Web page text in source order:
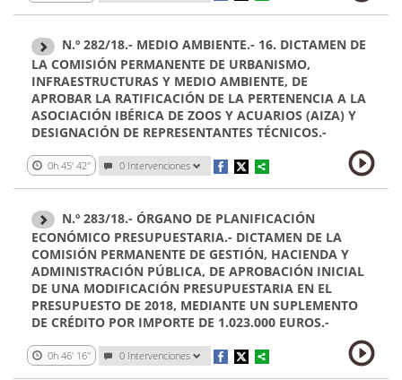
N.º 282/18.- MEDIO AMBIENTE.- 16. DICTAMEN DE
LA COMISIÓN PERMANENTE DE URBANISMO,
INFRAESTRUCTURAS Y MEDIO AMBIENTE, DE
APROBAR LA RATIFICACIÓN DE LA PERTENENCIA A LA
ASOCIACIÓN IBÉRICA DE ZOOS Y ACUARIOS (AIZA) Y
DESIGNACIÓN DE REPRESENTANTES TÉCNICOS.-
0h 45' 42'' 0 Intervenciones
N.º 283/18.- ÓRGANO DE PLANIFICACIÓN
ECONÓMICO PRESUPUESTARIA.- DICTAMEN DE LA
COMISIÓN PERMANENTE DE GESTIÓN, HACIENDA Y
ADMINISTRACIÓN PÚBLICA, DE APROBACIÓN INICIAL
DE UNA MODIFICACIÓN PRESUPUESTARIA EN EL
PRESUPUESTO DE 2018, MEDIANTE UN SUPLEMENTO
DE CRÉDITO POR IMPORTE DE 1.023.000 EUROS.-
0h 46' 16'' 0 Intervenciones